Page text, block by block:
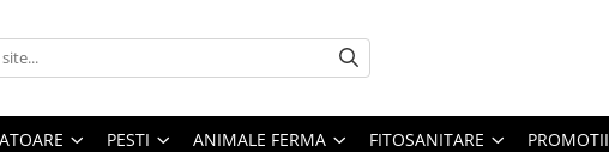
PESTI ANIMALE FERMA FITOSANITARE PROMOTII